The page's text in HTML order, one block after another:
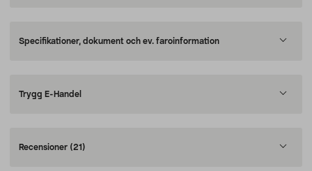
Specifikationer, dokument och ev. faroinformation
Trygg E-Handel
Recensioner (21)